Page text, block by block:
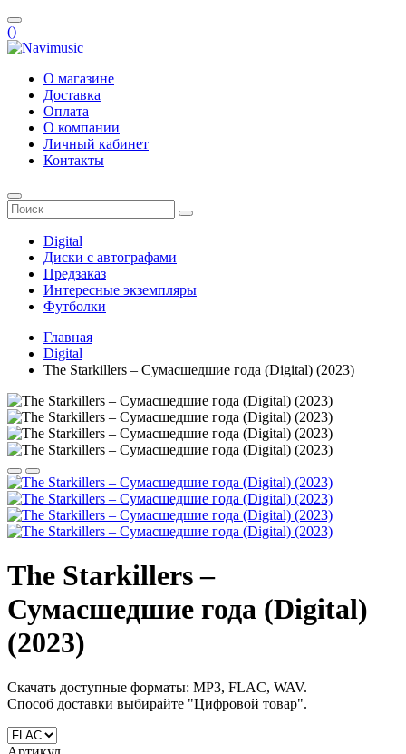
()
О магазине
Доставка
Оплата
О компании
Личный кабинет
Контакты
Digital
Диски с автографами
Предзаказ
Интересные экземпляры
Футболки
Главная
Digital
The Starkillers – Сумасшедшие года (Digital) (2023)
The Starkillers –
Сумасшедшие года (Digital)
(2023)
Скачать доступные форматы: MP3, FLAC, WAV.
Способ доставки выбирайте "Цифровой товар".